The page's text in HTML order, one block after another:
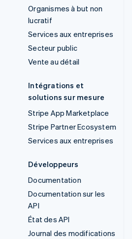
Organismes à but non
lucratif
Services aux entreprises
Secteur public
Vente au détail
Intégrations et
solutions sur mesure
Stripe App Marketplace
Stripe Partner Ecosystem
Services aux entreprises
Développeurs
Documentation
Documentation sur les
API
État des API
Journal des modifications